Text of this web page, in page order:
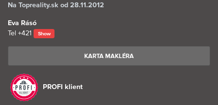
Na Topreality.sk od 28.11.2012
Eva Rásó
Tel +421 Show
KARTA MAKLÉRA
PROFI klient